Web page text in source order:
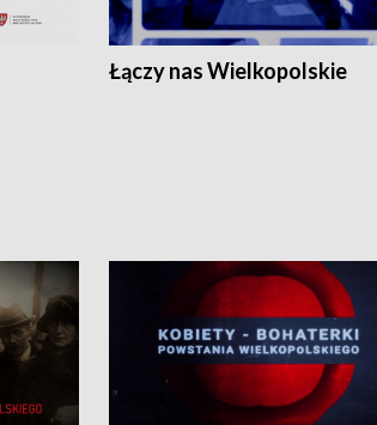
Łączy nas Wielkopolskie